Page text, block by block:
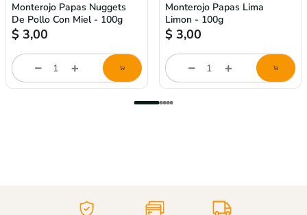
Monterojo Papas Nuggets
De Pollo Con Miel - 100g
$ 3,00
Cantidad
producto
Monterojo Papas Lima
Limon - 100g
$ 3,00
Cantidad
producto